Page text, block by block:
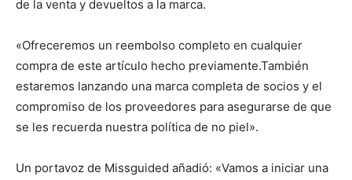
de la venta y devueltos a la marca.
«Ofreceremos un reembolso completo en cualquier
compra de este artículo hecho previamente.También
estaremos lanzando una marca completa de socios y el
compromiso de los proveedores para asegurarse de que
se les recuerda nuestra política de no piel».
Un portavoz de Missguided añadió: «Vamos a iniciar una